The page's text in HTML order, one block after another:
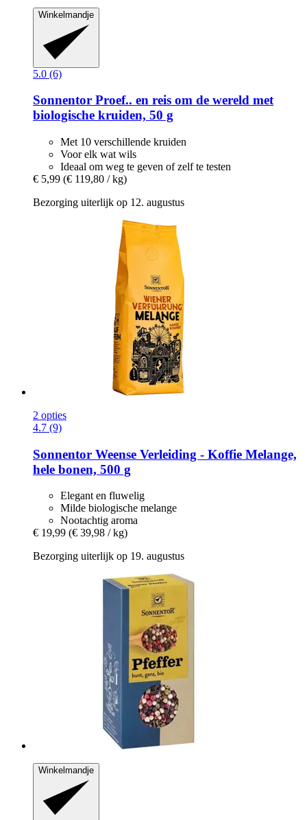
Winkelmandje
5.0 (6)
Sonnentor Proef.. en reis om de wereld met
biologische kruiden, 50 g
Met 10 verschillende kruiden
Voor elk wat wils
Ideaal om weg te geven of zelf te testen
€ 5,99 (€ 119,80 / kg)
Bezorging uiterlijk op 12. augustus
2 opties
4.7 (9)
Sonnentor Weense Verleiding -​ Koffie Melange,
hele bonen, 500 g
Elegant en fluwelig
Milde biologische melange
Nootachtig aroma
€ 19,99 (€ 39,98 / kg)
Bezorging uiterlijk op 19. augustus
Winkelmandje